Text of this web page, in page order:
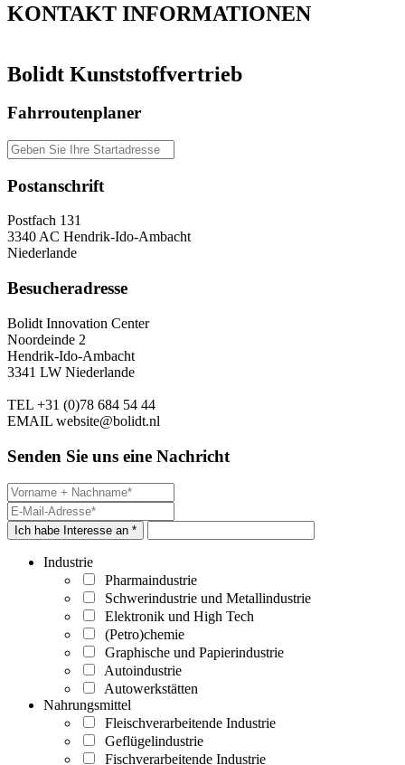
KONTAKT INFORMATIONEN
Bolidt Kunststoffvertrieb
Fahrroutenplaner
Postanschrift
Postfach 131
3340 AC Hendrik-Ido-Ambacht
Niederlande
Besucheradresse
Bolidt Innovation Center
Noordeinde 2
Hendrik-Ido-Ambacht
3341 LW Niederlande
TEL +31 (0)78 684 54 44
EMAIL website@bolidt.nl
Senden Sie uns eine Nachricht
Ich habe Interesse an *
Industrie
Pharmaindustrie
Schwerindustrie und Metallindustrie
Elektronik und High Tech
(Petro)chemie
Graphische und Papierindustrie
Autoindustrie
Autowerkstätten
Nahrungsmittel
Fleischverarbeitende Industrie
Geflügelindustrie
Fischverarbeitende Industrie